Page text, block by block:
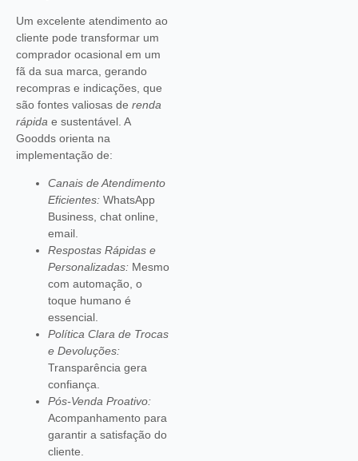
Um excelente atendimento ao
cliente pode transformar um
comprador ocasional em um
fã da sua marca, gerando
recompras e indicações, que
são fontes valiosas de renda
rápida e sustentável. A
Goodds orienta na
implementação de:
Canais de Atendimento
Eficientes: WhatsApp
Business, chat online,
email.
Respostas Rápidas e
Personalizadas: Mesmo
com automação, o
toque humano é
essencial.
Política Clara de Trocas
e Devoluções:
Transparência gera
confiança.
Pós-Venda Proativo:
Acompanhamento para
garantir a satisfação do
cliente.